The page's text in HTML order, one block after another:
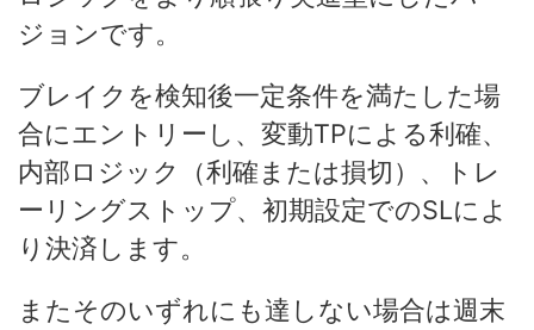
ジョンです。
ブレイクを検知後一定条件を満たした場
合にエントリーし、変動TPによる利確、
内部ロジック（利確または損切）、トレ
ーリングストップ、初期設定でのSLによ
り決済します。
またそのいずれにも達しない場合は週末